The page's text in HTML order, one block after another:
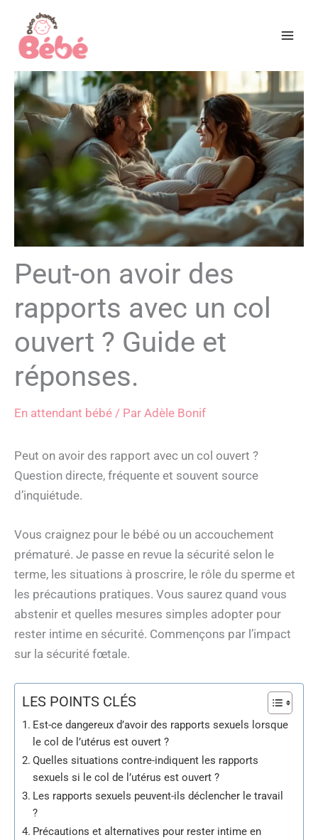
contenu
Peut-on avoir des
rapports avec un col
ouvert ? Guide et
réponses.
En attendant bébé / Par Adèle Bonif
Peut on avoir des rapport avec un col ouvert ?
Question directe, fréquente et souvent source
d’inquiétude.
Vous craignez pour le bébé ou un accouchement
prématuré. Je passe en revue la sécurité selon le
terme, les situations à proscrire, le rôle du sperme et
les précautions pratiques. Vous saurez quand vous
abstenir et quelles mesures simples adopter pour
rester intime en sécurité. Commençons par l’impact
sur la sécurité fœtale.
LES POINTS CLÉS
Est-ce dangereux d’avoir des rapports sexuels lorsque
le col de l’utérus est ouvert ?
Quelles situations contre-indiquent les rapports
sexuels si le col de l’utérus est ouvert ?
Les rapports sexuels peuvent-ils déclencher le travail
?
Précautions et alternatives pour rester intime en